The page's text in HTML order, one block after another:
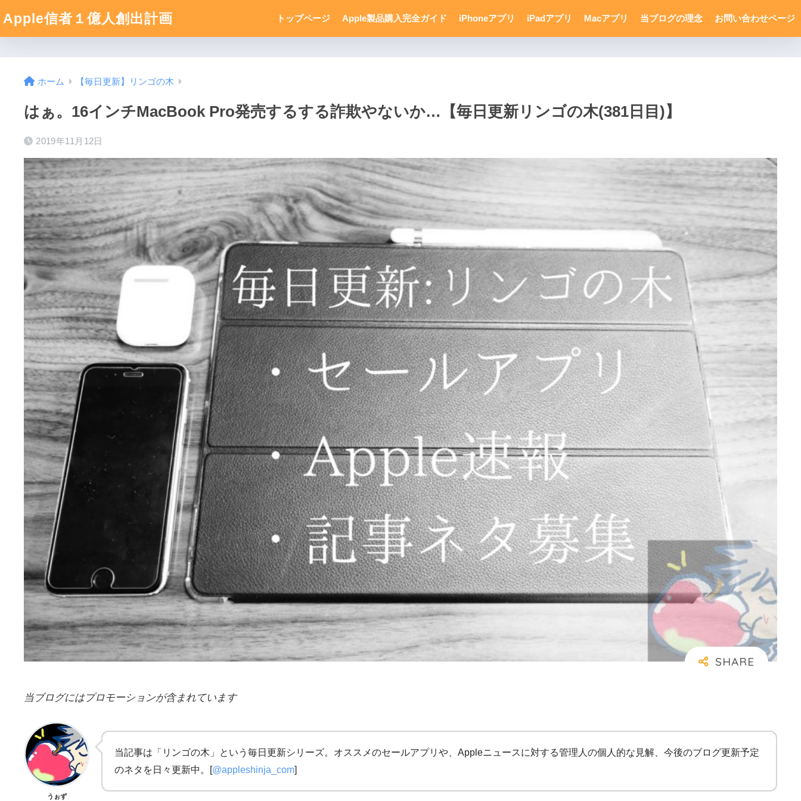
Apple信者１億人創出計画 トップページ Apple製品購入完全ガイド iPhoneアプリ iPadアプリ Macアプリ 当ブログの理念 お問い合わせページ
ホーム 【毎日更新】リンゴの木
はぁ。16インチMacBook Pro発売するする詐欺やないか…【毎日更新リンゴの木(381日目)】
2019年11月12日
当ブログにはプロモーションが含まれています
うぉず
当記事は「リンゴの木」という毎日更新シリーズ。オススメのセールアプリや、Appleニュースに対する管理人の個人的な見解、今後のブログ更新予定
のネタを日々更新中。[@appleshinja_com]